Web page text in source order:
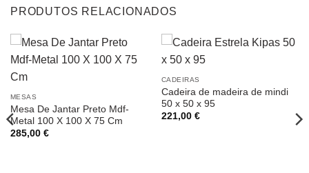
PRODUTOS RELACIONADOS
MESAS
Mesa De Jantar Preto Mdf-
Metal 100 X 100 X 75 Cm
285,00 €
CADEIRAS
Cadeira de madeira de mindi
50 x 50 x 95
221,00 €